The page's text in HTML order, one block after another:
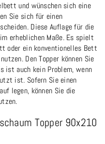
und wünschen sich eine
Sie sich für einen
Diese Auflage für die
erheblichen Maße. Es spielt
oder ein konventionelles Bett
Den Topper können Sie
ist auch kein Problem, wenn
ist. Sofern Sie einen
legen, können Sie die
Topper 90x210